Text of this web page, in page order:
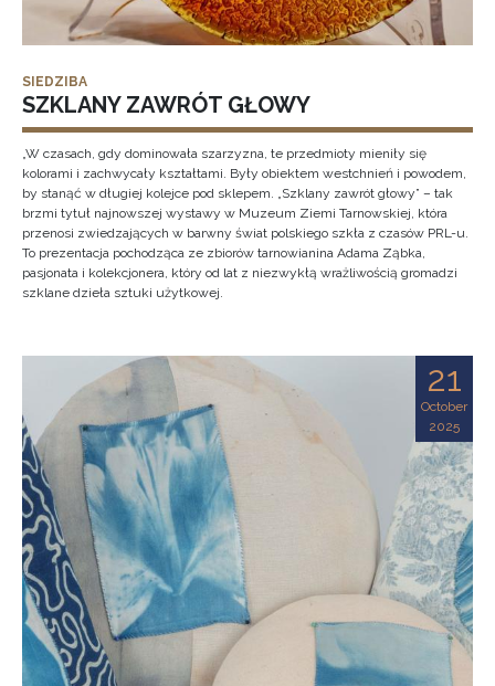
SIEDZIBA
SZKLANY ZAWRÓT GŁOWY
„W czasach, gdy dominowała szarzyzna, te przedmioty mieniły się
kolorami i zachwycały kształtami. Były obiektem westchnień i powodem,
by stanąć w długiej kolejce pod sklepem. „Szklany zawrót głowy” – tak
brzmi tytuł najnowszej wystawy w Muzeum Ziemi Tarnowskiej, która
przenosi zwiedzających w barwny świat polskiego szkła z czasów PRL-u.
To prezentacja pochodząca ze zbiorów tarnowianina Adama Ząbka,
pasjonata i kolekcjonera, który od lat z niezwykłą wrażliwością gromadzi
szklane dzieła sztuki użytkowej.
21
October
2025